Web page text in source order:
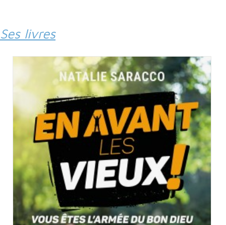
Ses livres